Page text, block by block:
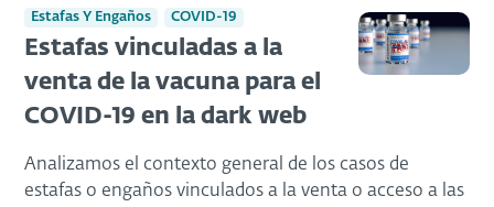
Estafas Y Engaños COVID-19
Estafas vinculadas a la
venta de la vacuna para el
COVID-19 en la dark web
Analizamos el contexto general de los casos de
estafas o engaños vinculados a la venta o acceso a las